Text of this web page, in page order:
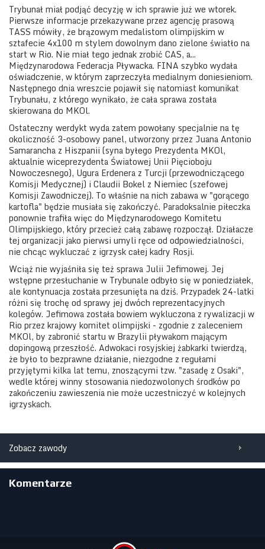
Trybunał miał podjąć decyzję w ich sprawie już we wtorek.
Pierwsze informacje przekazywane przez agencję prasową
TASS mówiły, że brązowym medalistom olimpijskim w
sztafecie 4x100 m stylem dowolnym dano zielone światło na
start w Rio. Nie miał tego jednak zrobić CAS, a...
Międzynarodowa Federacja Pływacka. FINA szybko wydała
oświadczenie, w którym zaprzeczyła medialnym doniesieniom.
Następnego dnia wreszcie pojawił się natomiast komunikat
Trybunału, z którego wynikało, że cała sprawa została
skierowana do MKOl.
Ostateczny werdykt wyda zatem powołany specjalnie na tę
okoliczność 3-osobowy panel, utworzony przez Juana Antonio
Samarancha z Hiszpanii (syna byłego Prezydenta MKOl,
aktualnie wiceprezydenta Światowej Unii Pięcioboju
Nowoczesnego), Ugura Erdenera z Turcji (przewodniczącego
Komisji Medycznej) i Claudii Bokel z Niemiec (szefowej
Komisji Zawodniczej). To właśnie na nich zabawa w "gorącego
kartofla" będzie musiała się zakończyć. Paradoksalnie piłeczka
ponownie trafiła więc do Międzynarodowego Komitetu
Olimpijskiego, który przecież całą zabawę rozpoczął. Działacze
tej organizacji jako pierwsi umyli ręce od odpowiedzialności,
nie chcąc wykluczać z igrzysk całej kadry Rosji.
Wciąż nie wyjaśniła się też sprawa Julii Jefimowej. Jej
wstępne przesłuchanie w Trybunale odbyło się w poniedziałek,
ale kontynuacja została przesunięta na dziś. Przypadek 24-latki
różni się trochę od sprawy jej dwóch reprezentacyjnych
kolegów. Jefimowa została bowiem wykluczona z rywalizacji w
Rio przez krajowy komitet olimpijski - zgodnie z zaleceniem
MKOl, by zabronić startu w Brazylii pływakom mającym
dopingową przeszłość. Adwokaci rosyjskiej żabkarki twierdzą,
że było to bezprawne działanie, niezgodne z regułami
przyjętymi kilka lat temu, znoszącymi tzw. "zasadę z Osaki",
wedle której winny stosowania niedozwolonych środków po
zakończeniu zawieszenia nie może uczestniczyć w kolejnych
igrzyskach.
Zobacz zawody
Komentarze